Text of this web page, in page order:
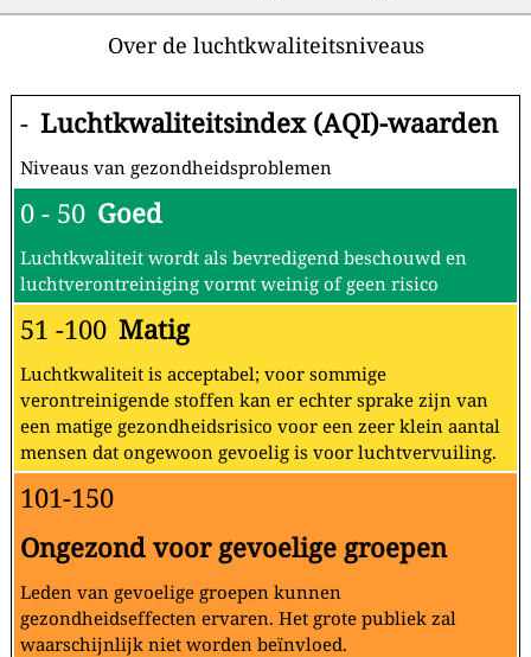
Over de luchtkwaliteitsniveaus
- Luchtkwaliteitsindex (AQI)-waarden
Niveaus van gezondheidsproblemen
0 - 50 Goed
Luchtkwaliteit wordt als bevredigend beschouwd en
luchtverontreiniging vormt weinig of geen risico
51 -100 Matig
Luchtkwaliteit is acceptabel; voor sommige
verontreinigende stoffen kan er echter sprake zijn van
een matige gezondheidsrisico voor een zeer klein aantal
mensen dat ongewoon gevoelig is voor luchtvervuiling.
101-150
Ongezond voor gevoelige groepen
Leden van gevoelige groepen kunnen
gezondheidseffecten ervaren. Het grote publiek zal
waarschijnlijk niet worden beïnvloed.